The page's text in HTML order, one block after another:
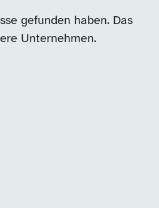
gefunden haben. Das
Unternehmen.